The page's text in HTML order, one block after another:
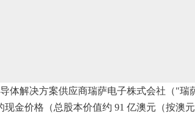
体解决方案供应商瑞萨电子株式会社（"
现金价格（总股本价值约 91 亿澳元（按